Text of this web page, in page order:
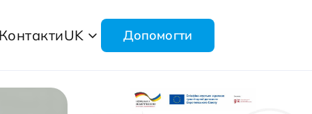
КонтактиUK Допомогти